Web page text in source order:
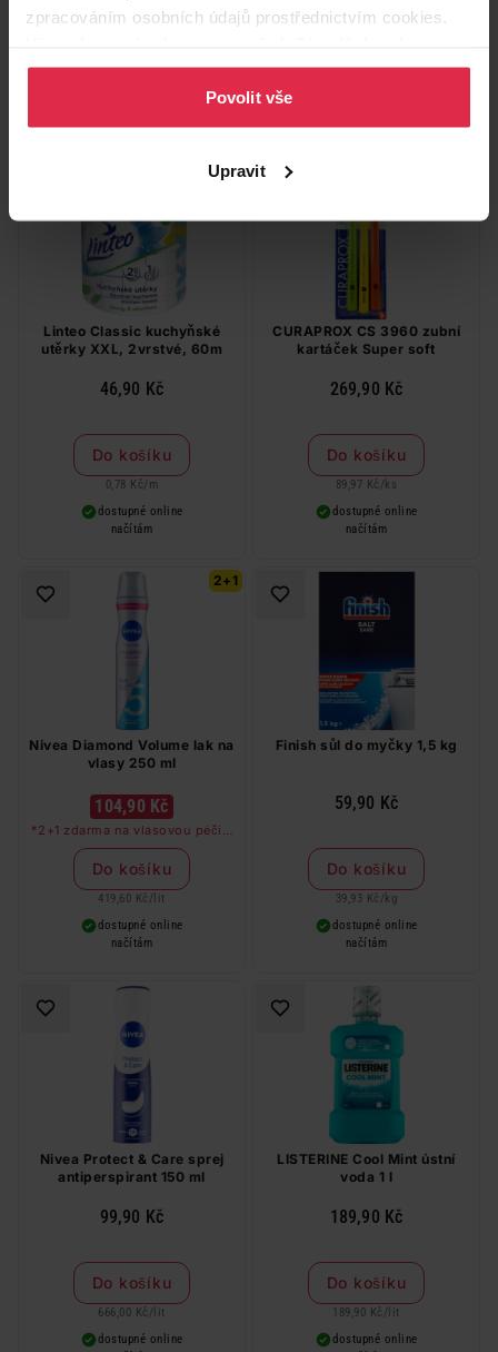
zpracováním osobních údajů prostřednictvím cookies.
osobních údajů.
Povolit vše
Upravit
598,67 Kč/lit
0,47 Kč/m
Pouze Online
Linteo Classic kuchyňské
utěrky XXL, 2vrstvé, 60m
46,90 Kč
Do košíku
0,78 Kč/ m
dostupné online
načítám
CURAPROX CS 3960 zubní
kartáček Super soft
269,90 Kč
Do košíku
89,97 Kč / ks
dostupné online
načítám
2+1
Nivea Diamond Volume lak na
vlasy 250 ml
104,90 Kč
*2+1 zdarma na vlasovou péči v
libovolné kombinaci, nejlevnější
produkt zdarma. Neplatí na
barvy na vlasy a cestovní balení.
Do košíku
419,60 Kč / lit
dostupné online
načítám
Finish sůl do myčky 1,5 kg
59,90 Kč
Do košíku
39,93 Kč / kg
dostupné online
načítám
Nivea Protect & Care sprej
antiperspirant 150 ml
99,90 Kč
Do košíku
666,00 Kč / lit
dostupné online
LISTERINE Cool Mint ústní
voda 1 l
189,90 Kč
Do košíku
189,90 Kč / lit
dostupné online